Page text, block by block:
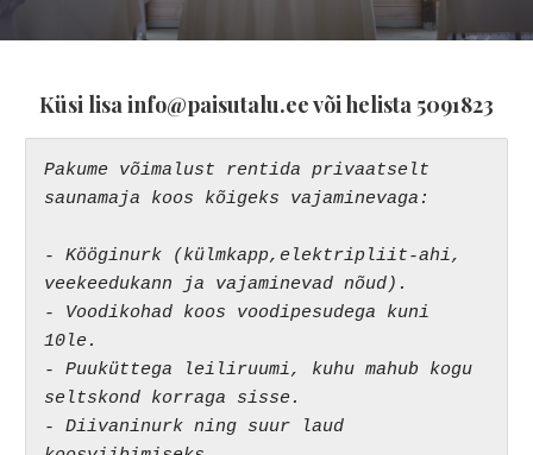
Küsi lisa info@paisutalu.ee või helista 5091823
Pakume võimalust rentida privaatselt
saunamaja koos kõigeks vajaminevaga:
- Kööginurk (külmkapp,elektripliit-ahi,
veekeedukann ja vajaminevad nõud).
- Voodikohad koos voodipesudega kuni
10le.
- Puuküttega leiliruumi, kuhu mahub kogu
seltskond korraga sisse.
- Diivaninurk ning suur laud